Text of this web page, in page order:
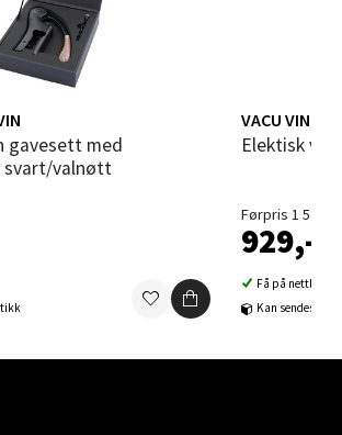
svart/valnøtt
VACU VIN
Elektisk
Førpris 1 549,-
929,-
Få på nettlager
Kan sendes til
5, 7044 Trondheim
09-21
Velg
Senter Ski
Jernbanesvingen 6, 1400 Ski
21